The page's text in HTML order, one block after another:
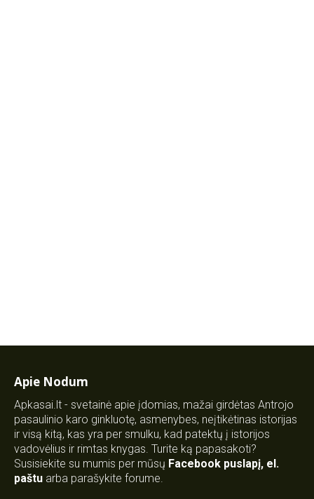
Apie Nodum
Apkasai.lt - svetainė apie įdomias, mažai girdėtas Antrojo
pasaulinio karo ginkluotę, asmenybes, neįtikėtinas istorijas
ir visą kitą, kas yra per smulku, kad patektų į istorijos
vadovėlius ir rimtas knygas. Turite ką papasakoti?
Susisiekite su mumis per mūsų Facebook puslapį, el.
paštu arba parašykite forume.